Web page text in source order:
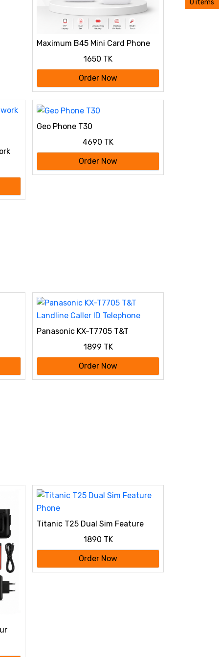
Maximum B45 Mini Card Phone
1650 TK
Order Now
Geo Phone T30
4690 TK
Order Now
Panasonic KX-T7705 T&T
1899 TK
Order Now
Titanic T25 Dual Sim Feature
1890 TK
Order Now
0 items